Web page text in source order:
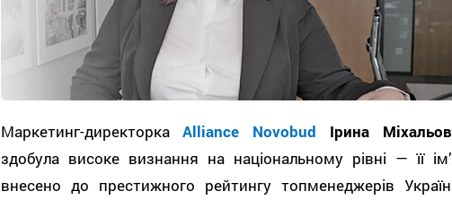
Маркетинг-директоркаAlliance Novobud
Ірина
здобула високе визнання на національному рівні — її
внесено до престижного рейтингу топменеджерів